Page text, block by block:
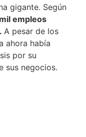
gigante. Según
empleos
A pesar de los
ahora había
por su
sus negocios.